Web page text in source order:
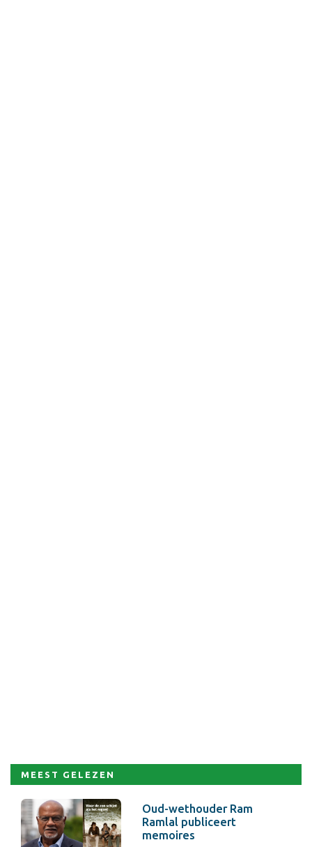
MEEST GELEZEN
Oud-wethouder Ram
Ramlal publiceert
memoires